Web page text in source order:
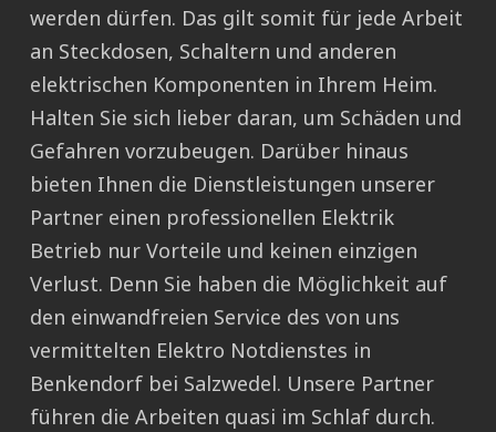
werden dürfen. Das gilt somit für jede Arbeit
an Steckdosen, Schaltern und anderen
elektrischen Komponenten in Ihrem Heim.
Halten Sie sich lieber daran, um Schäden und
Gefahren vorzubeugen. Darüber hinaus
bieten Ihnen die Dienstleistungen unserer
Partner einen professionellen Elektrik
Betrieb nur Vorteile und keinen einzigen
Verlust. Denn Sie haben die Möglichkeit auf
den einwandfreien Service des von uns
vermittelten Elektro Notdienstes in
Benkendorf bei Salzwedel. Unsere Partner
führen die Arbeiten quasi im Schlaf durch.